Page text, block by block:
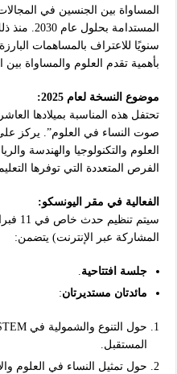
المساواة بين الجنسين في
المستدامة
سنويًا للاعتراف بالمساهمات
بأهمية تقدم العلوم والمساواة بين
موضوع النسخة لعام 2025:
صوت النساء في العلوم”. يركز
الفرص المتعددة التي توفرها
الفعالية في مقر اليونسكو:
المشاركة عبر الإنترنت) يتضمن:
جلسة افتتاحية.
مائدتان مستديرتان:
المستقبل.
حول تمثيل النساء في العلوم